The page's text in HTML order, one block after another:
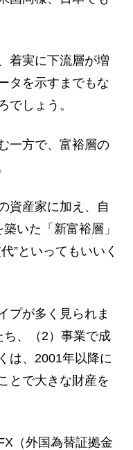
着実に下流層が増
タを示すまでもな
でしょう。
一方で、富裕層の
資産家に加え、自
いた「新富裕層」
”といってもいいく
プが多く見られま
、（2）事業で成
は、2001年以降に
とで大きな財産を
（外国為替証拠金